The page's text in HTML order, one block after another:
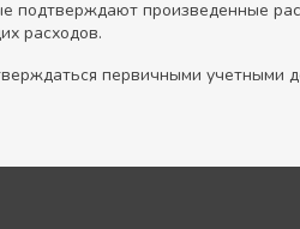
произведенные
расходов.
первичными учетными